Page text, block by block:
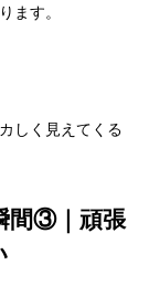
ます。
しく見えてくる
間③｜頑張